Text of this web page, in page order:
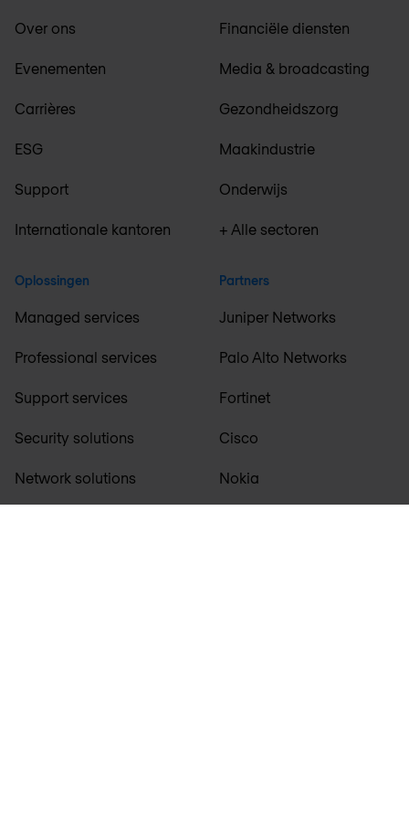
Over ons
Evenementen
Carrières
ESG
Support
Internationale kantoren
Oplossingen
Managed services
Professional services
Support services
Security solutions
Network solutions
Financiële diensten
Media & broadcasting
Gezondheidszorg
Maakindustrie
Onderwijs
+ Alle sectoren
Partners
Juniper Networks
Palo Alto Networks
Fortinet
Cisco
Nokia